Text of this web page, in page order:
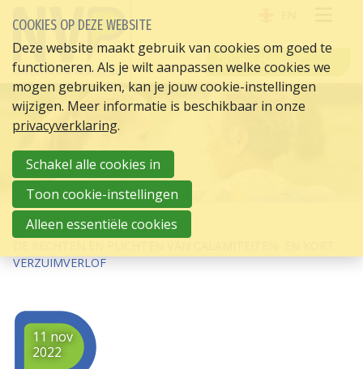
INLOGGEN
HOME
HR ACTUEEL
VERZUIMVERLOF
11 nov
2022
COOKIES OP DEZE WEBSITE
Deze website maakt gebruik van cookies om goed te
functioneren. Als je wilt aanpassen welke cookies we
mogen gebruiken, kan je jouw cookie-instellingen
wijzigen. Meer informatie is beschikbaar in onze
privacyverklaring.
Schakel alle cookies in
Toon cookie-instellingen
Alleen essentiële cookies